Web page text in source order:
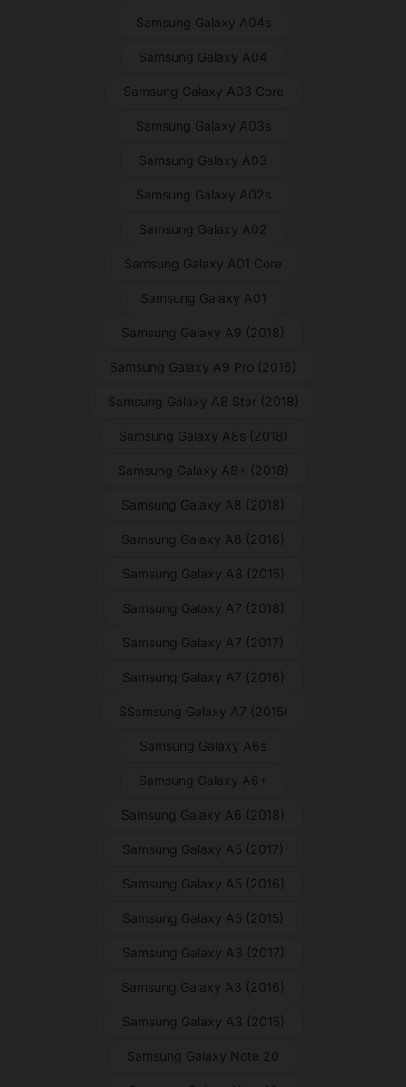
Samsung Galaxy A04s
Samsung Galaxy A04
Samsung Galaxy A03 Core
Samsung Galaxy A03s
Samsung Galaxy A03
Samsung Galaxy A02s
Samsung Galaxy A02
Samsung Galaxy A01 Core
Samsung Galaxy A01
Samsung Galaxy A9 (2018)
Samsung Galaxy A9 Pro (2016)
Samsung Galaxy A8 Star (2018)
Samsung Galaxy A8s (2018)
Samsung Galaxy A8+ (2018)
Samsung Galaxy A8 (2018)
Samsung Galaxy A8 (2016)
Samsung Galaxy A8 (2015)
Samsung Galaxy A7 (2018)
Samsung Galaxy A7 (2017)
Samsung Galaxy A7 (2016)
SSamsung Galaxy A7 (2015)
Samsung Galaxy A6s
Samsung Galaxy A6+
Samsung Galaxy A6 (2018)
Samsung Galaxy A5 (2017)
Samsung Galaxy A5 (2016)
Samsung Galaxy A5 (2015)
Samsung Galaxy A3 (2017)
Samsung Galaxy A3 (2016)
Samsung Galaxy A3 (2015)
Samsung Galaxy Note 20